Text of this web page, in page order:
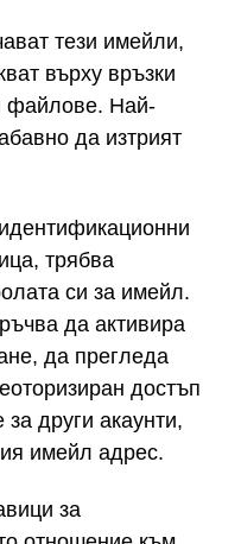
тези имейли,
върху връзки
файлове. Най-
да изтрият
трябва
си за имейл.
да активира
да прегледа
достъп
други акаунти,
имейл адрес.
за